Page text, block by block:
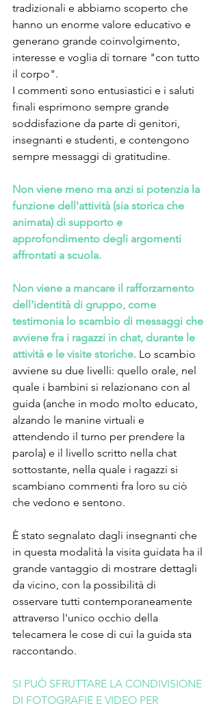
tradizionali e abbiamo scoperto che
hanno un enorme valore educativo e
generano grande coinvolgimento,
interesse e voglia di tornare "con tutto
il corpo".
I commenti sono entusiastici e i saluti
finali esprimono sempre grande
soddisfazione da parte di genitori,
insegnanti e studenti, e contengono
sempre messaggi di gratitudine.
Non viene meno ma anzi si potenzia la
funzione dell'attività (sia storica che
animata) di supporto e
approfondimento degli argomenti
affrontati a scuola.
Non viene a mancare il rafforzamento
dell'identità di gruppo, come
testimonia lo scambio di messaggi che
avviene fra i ragazzi in chat, durante le
attività e le visite storiche. Lo scambio
avviene su due livelli: quello orale, nel
quale i bambini si relazionano con al
guida (anche in modo molto educato,
alzando le manine virtuali e
attendendo il turno per prendere la
parola) e il livello scritto nella chat
sottostante, nella quale i ragazzi si
scambiano commenti fra loro su ciò
che vedono e sentono.
È stato segnalato dagli insegnanti che
in questa modalità la visita guidata ha il
grande vantaggio di mostrare dettagli
da vicino, con la possibilità di
osservare tutti contemporaneamente
attraverso l'unico occhio della
telecamera le cose di cui la guida sta
raccontando.
SI PUÒ SFRUTTARE LA CONDIVISIONE
DI FOTOGRAFIE E VIDEO PER